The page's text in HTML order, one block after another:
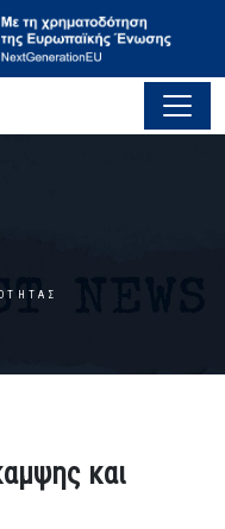
και